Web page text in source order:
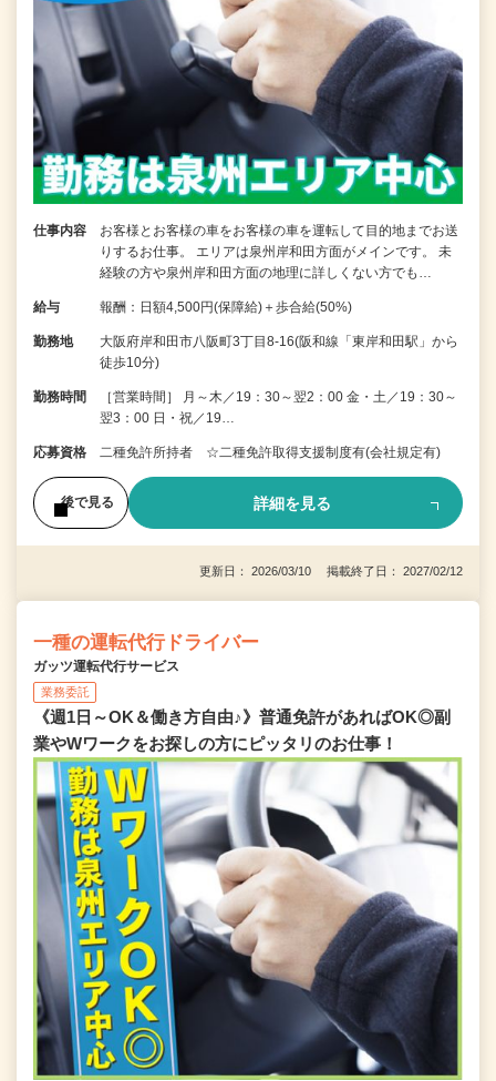
仕事内容
お客様とお客様の車をお客様の車を運転して目的地までお送
りするお仕事。 エリアは泉州岸和田方面がメインです。 未
経験の方や泉州岸和田方面の地理に詳しくない方でも…
給与 報酬：日額4,500円(保障給)＋歩合給(50%)
勤務地
大阪府岸和田市八阪町3丁目8-16(阪和線「東岸和田駅」から
徒歩10分)
勤務時間
［営業時間］ 月～木／19：30～翌2：00 金・土／19：30～
翌3：00 日・祝／19…
応募資格 二種免許所持者 ☆二種免許取得支援制度有(会社規定有)
後で見る 詳細を見る
更新日： 2026/03/10 掲載終了日： 2027/02/12
一種の運転代行ドライバー
ガッツ運転代行サービス
業務委託
《週1日～OK＆働き方自由♪》普通免許があればOK◎副
業やWワークをお探しの方にピッタリのお仕事！